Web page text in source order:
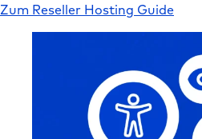
Zum Reseller Hosting Guide